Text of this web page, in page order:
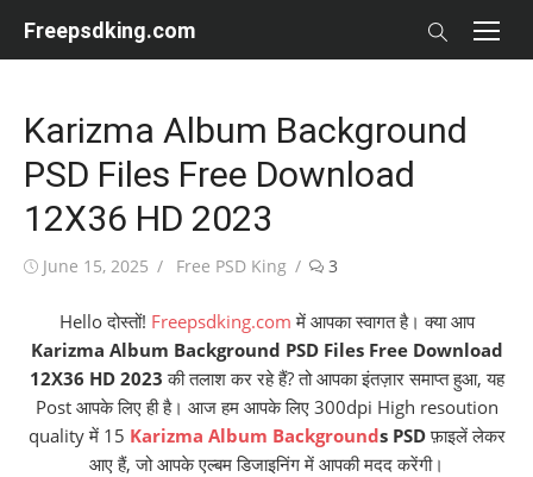
Freepsdking.com
Karizma Album Background
PSD Files Free Download
12X36 HD 2023
Posted
June 15, 2025 Author
Free PSD King 3
Hello दोस्तों! Freepsdking.com में आपका स्वागत है। क्या आप
Karizma Album Background PSD Files Free Download
12X36 HD 2023 की तलाश कर रहे हैं? तो आपका इंतज़ार समाप्त हुआ, यह
Post आपके लिए ही है। आज हम आपके लिए 300dpi High resoution
quality में 15 Karizma Album Backgrounds PSDफ़ाइलें लेकर
आए हैं, जो आपके एल्बम डिजाइनिंग में आपकी मदद करेंगी।